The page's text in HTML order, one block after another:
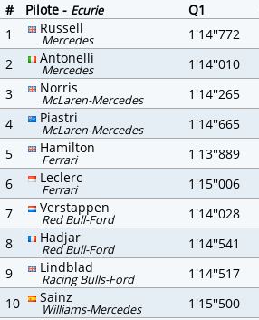
#
Pilote - Ecurie Q1
1
Russell
Mercedes 1'14''772
2
Antonelli
Mercedes 1'14''010
3
Norris
McLaren-Mercedes 1'14''265
4
Piastri
McLaren-Mercedes 1'14''665
5
Hamilton
Ferrari 1'13''889
6
Leclerc
Ferrari 1'15''006
7
Verstappen
Red Bull-Ford 1'14''028
8
Hadjar
Red Bull-Ford 1'14''541
9
Lindblad
Racing Bulls-Ford 1'14''517
10
Sainz
Williams-Mercedes 1'15''500